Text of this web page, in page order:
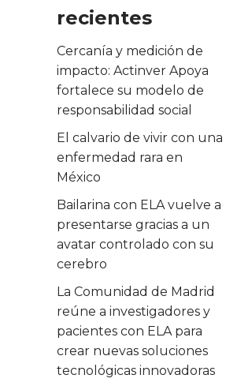
recientes
Cercanía y medición de
impacto: Actinver Apoya
fortalece su modelo de
responsabilidad social
El calvario de vivir con una
enfermedad rara en
México
Bailarina con ELA vuelve a
presentarse gracias a un
avatar controlado con su
cerebro
La Comunidad de Madrid
reúne a investigadores y
pacientes con ELA para
crear nuevas soluciones
tecnológicas innovadoras